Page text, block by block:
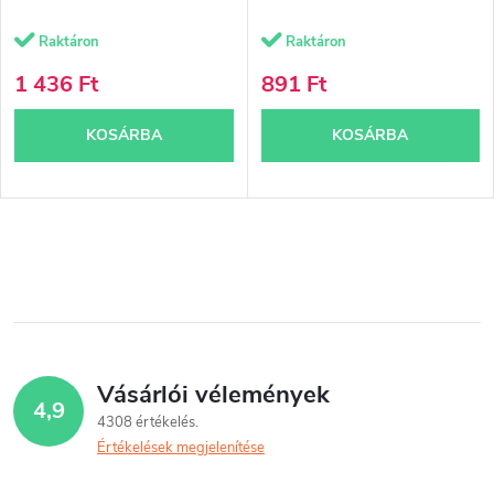
Raktáron
1 436 Ft
KOSÁRBA
Raktáron
891 Ft
KOSÁRBA
t
a 4,9 Vásárlói vélemények
4308 értékelés
Értékelések megjelenítése